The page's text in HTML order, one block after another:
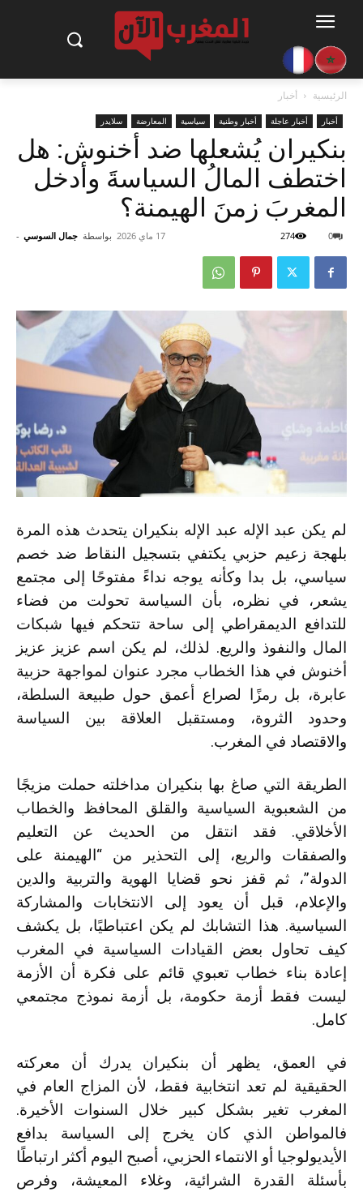
الرئيسية أخبار
أخبار أخبار عاجلة أخبار وطنية سياسية المعارضة سلايدر
بنكيران يُشعلها ضد أخنوش: هل
اختطف المالُ السياسةَ وأدخل
المغربَ زمنَ الهيمنة؟
بواسطة جمال السوسي - 17 ماي 2026 0
274
لم يكن عبد الإله عبد الإله بنكيران يتحدث هذه المرة
بلهجة زعيم حزبي يكتفي بتسجيل النقاط ضد خصم
سياسي، بل بدا وكأنه يوجه نداءً مفتوحًا إلى مجتمع
يشعر، في نظره، بأن السياسة تحولت من فضاء
للتدافع الديمقراطي إلى ساحة تتحكم فيها شبكات
المال والنفوذ والريع. لذلك، لم يكن اسم عزيز عزيز
أخنوش في هذا الخطاب مجرد عنوان لمواجهة حزبية
عابرة، بل رمزًا لصراع أعمق حول طبيعة السلطة،
وحدود الثروة، ومستقبل العلاقة بين السياسة
والاقتصاد في المغرب.
الطريقة التي صاغ بها بنكيران مداخلته حملت مزيجًا
من الشعبوية السياسية والقلق المحافظ والخطاب
الأخلاقي. فقد انتقل من الحديث عن التعليم
والصفقات والريع، إلى التحذير من “الهيمنة على
الدولة”، ثم قفز نحو قضايا الهوية والتربية والدين
والإعلام، قبل أن يعود إلى الانتخابات والمشاركة
السياسية. هذا التشابك لم يكن اعتباطيًا، بل يكشف
كيف تحاول بعض القيادات السياسية في المغرب
إعادة بناء خطاب تعبوي قائم على فكرة أن الأزمة
ليست فقط أزمة حكومة، بل أزمة نموذج مجتمعي
كامل.
في العمق، يظهر أن بنكيران يدرك أن معركته
الحقيقية لم تعد انتخابية فقط، لأن المزاج العام في
المغرب تغير بشكل كبير خلال السنوات الأخيرة.
فالمواطن الذي كان يخرج إلى السياسة بدافع
الأيديولوجيا أو الانتماء الحزبي، أصبح اليوم أكثر ارتباطًا
بأسئلة القدرة الشرائية، وغلاء المعيشة، وفرص